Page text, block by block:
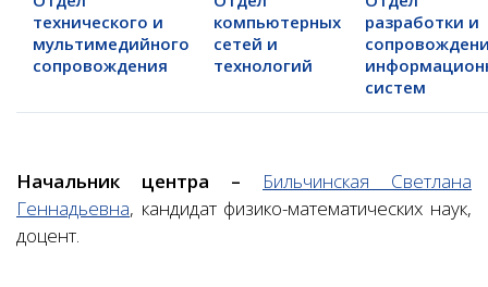
технического и
мультимедийного
сопровождения
компьютерных
сетей и
технологий
разработки и
систем
Начальник центра –
Бильчинская Светлана
Геннадьевна, кандидат физико-математических наук,
доцент.